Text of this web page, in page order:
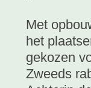
Met
het
gekozen
Zweeds